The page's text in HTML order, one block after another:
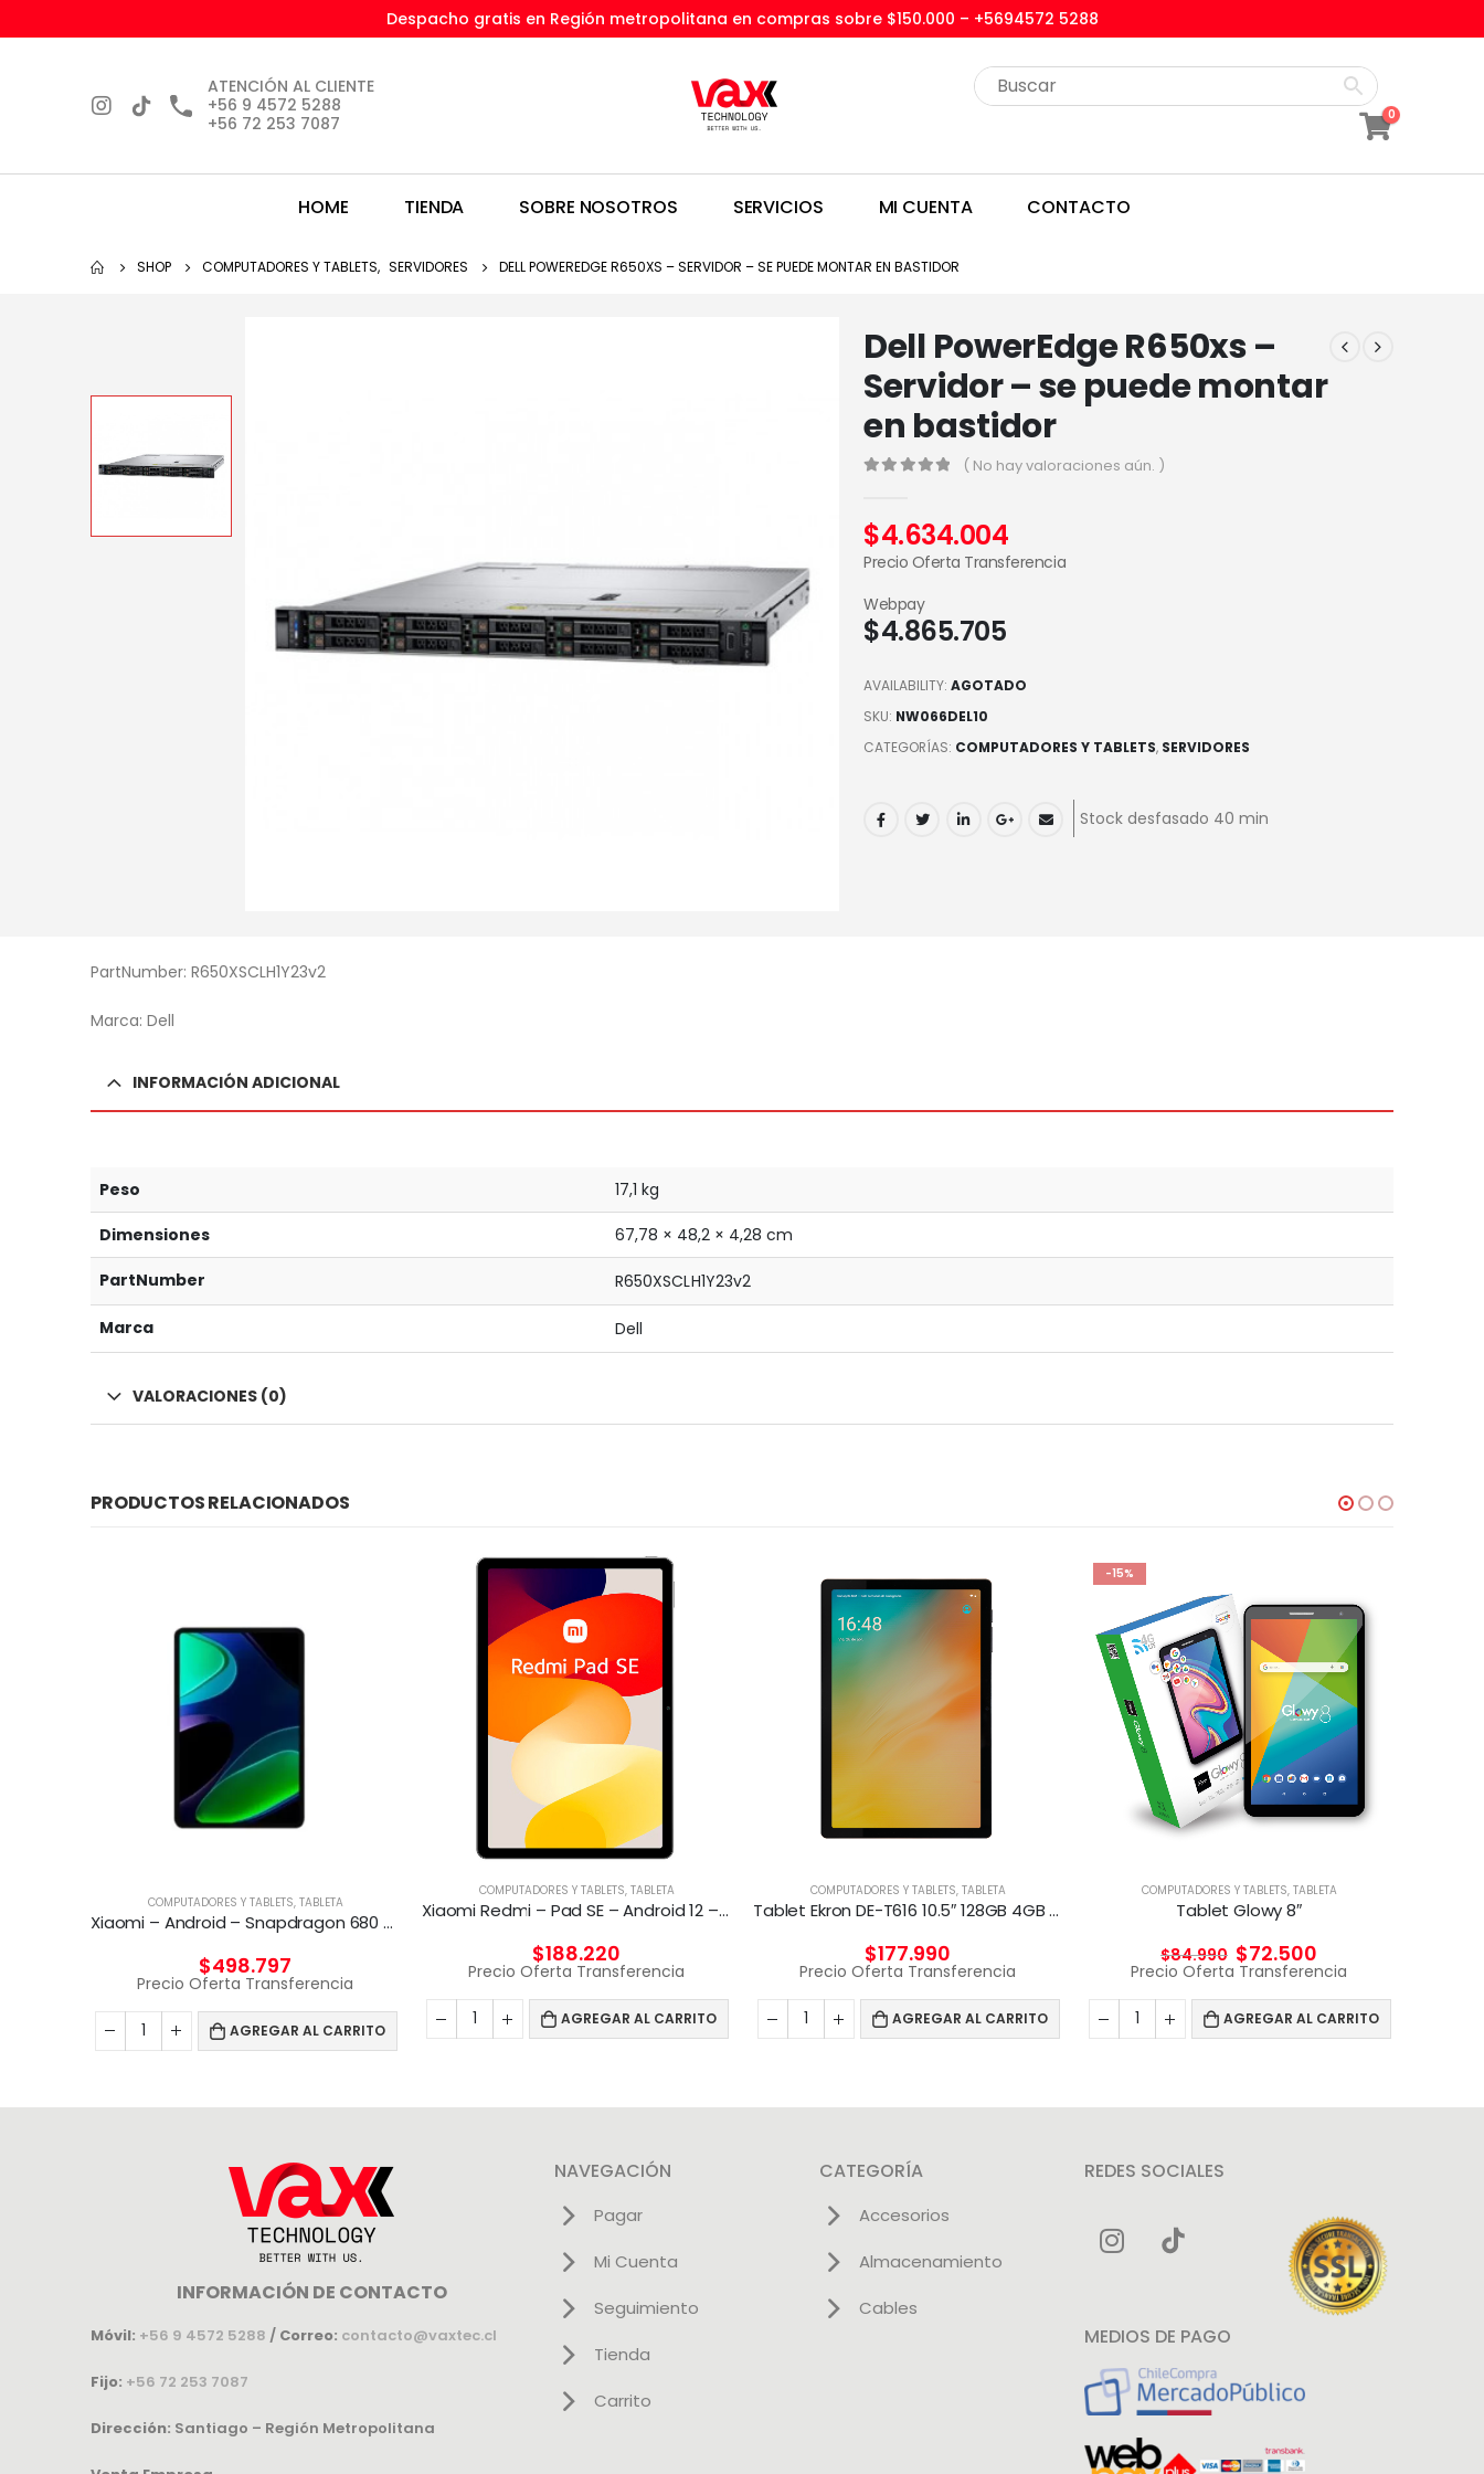
Despacho gratis en Región metropolitana en compras sobre $150.000 – +5694572 5288
ATENCIÓN AL CLIENTE
+56 9 4572 5288
+56 72 253 7087
0
HOME TIENDA SOBRE NOSOTROS SERVICIOS MI CUENTA CONTACTO
SHOP COMPUTADORES Y TABLETS, SERVIDORES DELL POWEREDGE R650XS – SERVIDOR – SE PUEDE MONTAR EN BASTIDOR
Dell PowerEdge R650xs –
Servidor – se puede montar
en bastidor
( No hay valoraciones aún. )
$4.634.004
Precio Oferta Transferencia
$4.865.705
Webpay
AVAILABILITY: AGOTADO
SKU: NW066DEL10
CATEGORÍAS: COMPUTADORES Y TABLETS, SERVIDORES
Stock desfasado 40 min
PartNumber: R650XSCLH1Y23v2
Marca: Dell
INFORMACIÓN ADICIONAL
Peso 17,1 kg
Dimensiones 67,78 × 48,2 × 4,28 cm
PartNumber R650XSCLH1Y23v2
Marca Dell
VALORACIONES (0)
PRODUCTOS RELACIONADOS
COMPUTADORES Y TABLETS, TABLETA
Xiaomi – Android – Snapdragon 680 – 6GB RAM 128GB ROM
$498.797
Precio Oferta Transferencia
AGREGAR AL CARRITO
COMPUTADORES Y TABLETS, TABLETA
Xiaomi Redmi – Pad SE – Android 12 – Helio G99
$188.220
Precio Oferta Transferencia
AGREGAR AL CARRITO
COMPUTADORES Y TABLETS, TABLETA
Tablet Ekron DE-T616 10.5″ 128GB 4GB RAM 4GLTE
$177.990
Precio Oferta Transferencia
AGREGAR AL CARRITO
-15%
COMPUTADORES Y TABLETS, TABLETA
Tablet Glowy 8″
$84.990 $72.500
Precio Oferta Transferencia
AGREGAR AL CARRITO
INFORMACIÓN DE CONTACTO
Móvil: +56 9 4572 5288 / Correo: contacto@vaxtec.cl
Fijo: +56 72 253 7087
Dirección: Santiago – Región Metropolitana
NAVEGACIÓN
Pagar
Mi Cuenta
Seguimiento
Tienda
Carrito
CATEGORÍA
Accesorios
Almacenamiento
Cables
REDES SOCIALES
MEDIOS DE PAGO